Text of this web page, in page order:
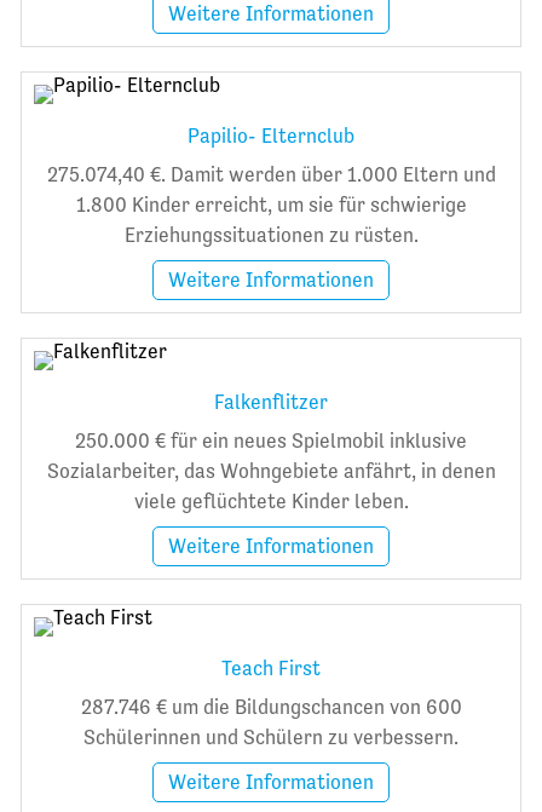
Weitere Informationen
Papilio- Elternclub
275.074,40 €. Damit werden über 1.000 Eltern und
1.800 Kinder erreicht, um sie für schwierige
Erziehungssituationen zu rüsten.
Weitere Informationen
Falkenflitzer
250.000 € für ein neues Spielmobil inklusive
Sozialarbeiter, das Wohngebiete anfährt, in denen
viele geflüchtete Kinder leben.
Weitere Informationen
Teach First
287.746 € um die Bildungschancen von 600
Schülerinnen und Schülern zu verbessern.
Weitere Informationen